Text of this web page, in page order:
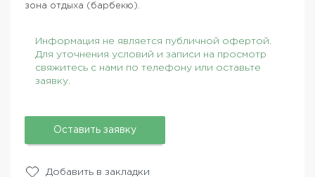
зона отдыха (барбекю).
Информация не является публичной офертой.
Для уточнения условий и записи на просмотр
свяжитесь с нами по телефону или оставьте
заявку.
Оставить заявку
Добавить в закладки